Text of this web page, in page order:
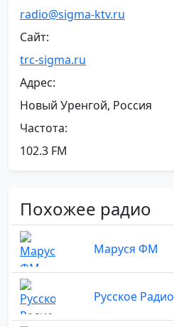
radio@sigma-ktv.ru
Сайт:
trc-sigma.ru
Адрес:
Новый Уренгой, Россия
Частота:
102.3 FM
Похожее радио
Маруся ФМ
Русское Радио